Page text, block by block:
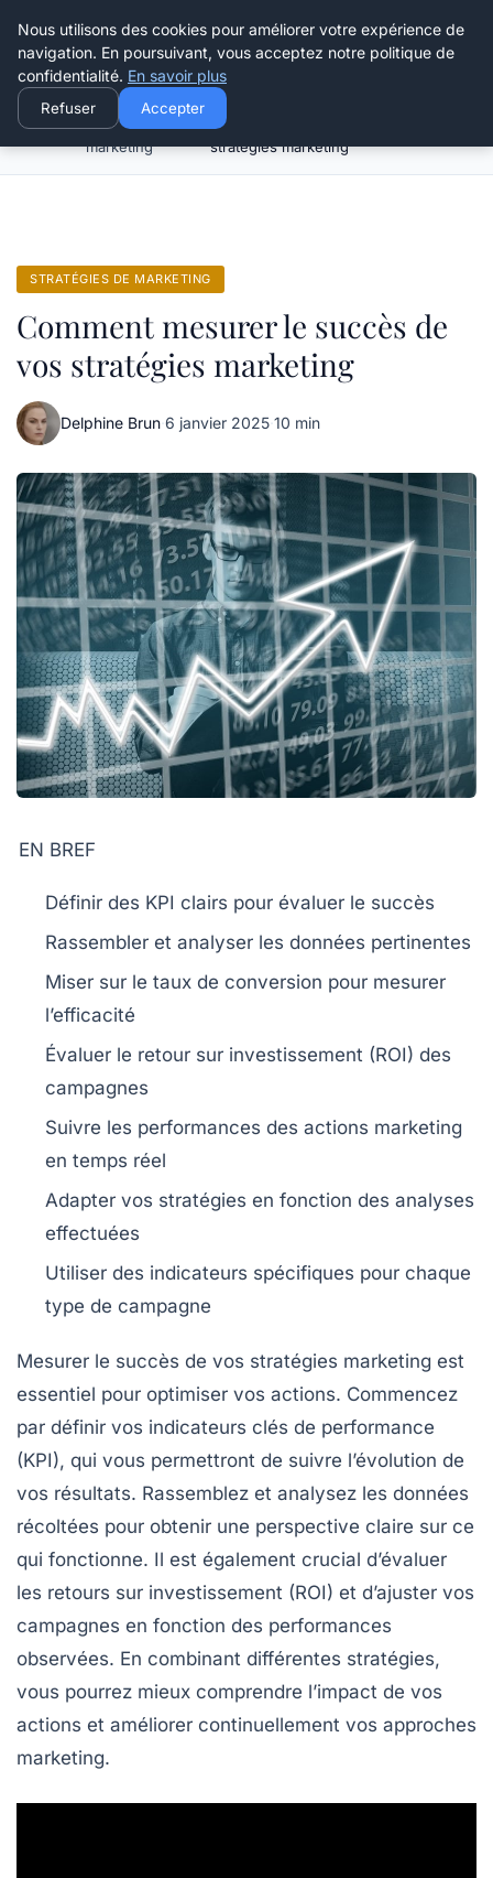
Henry Panky
Stratégies de
marketing
Comment mesurer le succès de vos
stratégies marketing
STRATÉGIES DE MARKETING
Comment mesurer le succès de
vos stratégies marketing
Delphine Brun·6 janvier 2025·10 min
EN BREF
Définir des KPI clairs pour évaluer le succès
Rassembler et analyser les données pertinentes
Miser sur le taux de conversion pour mesurer
l’efficacité
Évaluer le retour sur investissement (ROI) des
campagnes
Suivre les performances des actions marketing
en temps réel
Adapter vos stratégies en fonction des analyses
effectuées
Utiliser des indicateurs spécifiques pour chaque
type de campagne
Mesurer le succès de vos stratégies marketing est
essentiel pour optimiser vos actions. Commencez
par définir vos indicateurs clés de performance
(KPI), qui vous permettront de suivre l’évolution de
vos résultats. Rassemblez et analysez les données
récoltées pour obtenir une perspective claire sur ce
qui fonctionne. Il est également crucial d’évaluer
les retours sur investissement (ROI) et d’ajuster vos
campagnes en fonction des performances
observées. En combinant différentes stratégies,
vous pourrez mieux comprendre l’impact de vos
actions et améliorer continuellement vos approches
marketing.
Nous utilisons des cookies pour améliorer votre expérience de
navigation. En poursuivant, vous acceptez notre politique de
confidentialité. En savoir plus
Refuser Accepter